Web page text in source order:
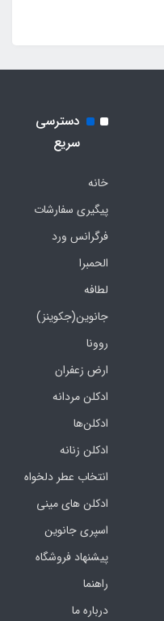
دسترسی
سریع
خانه
پیگیری سفارشات
فرگرانس ورد
الحمبرا
لطافه
جانوین(جکوینز)
روونا
ارض زعفران
ادکلن مردانه
ادکلن‌ها
ادکلن زنانه
انتخاب عطر دلخواه
ادکلن های مینی
اسپری جانوین
پیشنهاد فروشگاه
راهنما
درباره ما